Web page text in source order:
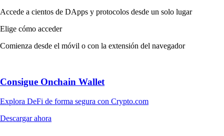
Accede a cientos de DApps y protocolos desde un solo lugar
Elige cómo acceder
Comienza desde el móvil o con la extensión del navegador
Consigue Onchain Wallet
Explora DeFi de forma segura con Crypto.com
Descargar ahora